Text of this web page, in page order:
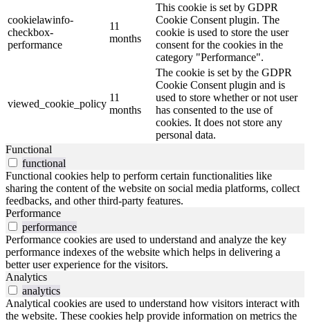
cookielawinfo-
checkbox-
performance
11
months
This cookie is set by GDPR
Cookie Consent plugin. The
cookie is used to store the user
consent for the cookies in the
category "Performance".
viewed_cookie_policy
11
months
The cookie is set by the GDPR
Cookie Consent plugin and is
used to store whether or not user
has consented to the use of
cookies. It does not store any
personal data.
Functional
functional
Functional cookies help to perform certain functionalities like
sharing the content of the website on social media platforms, collect
feedbacks, and other third-party features.
Performance
performance
Performance cookies are used to understand and analyze the key
performance indexes of the website which helps in delivering a
better user experience for the visitors.
Analytics
analytics
Analytical cookies are used to understand how visitors interact with
the website. These cookies help provide information on metrics the